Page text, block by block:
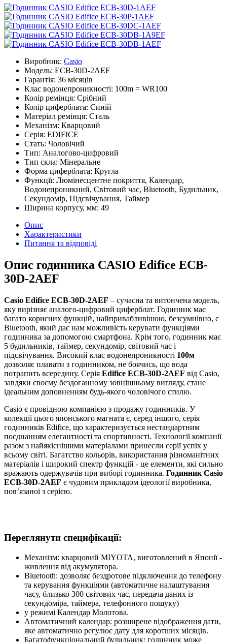
Виробник: Casio
Модель: ECB-30D-2AEF
Гарантія: 36 місяців
Клас водонепроникності: 100m = WR100
Колір ремінця: Срібний
Колір циферблата: Синій
Матеріал ремінця: Сталь
Механізм: Кварцовий
Серія: EDIFICE
Стать: Чоловічий
Тип: Аналогово-цифровий
Тип скла: Мінеральне
Форма циферблата: Кругла
Функції: Люмінесцентне покриття, Календар,
Водонепроникний, Світовий час, Bluetooth, Будильник,
Секундомір, Підсвічування, Таймер
Ширина корпусу, мм: 49
Опис
Характеристики
Питання та відповіді
Опис годинника CASIO Edifice ECB-
30D-2AEF
Casio Edifice ECB-30D-2AEF – сучасна та витончена модель,
яку вирізняє аналого-цифровий циферблат. Годинник має
багато корисних функцій, найпривабливішою, безсумнівно, є
Bluetooth, який дає нам можливість керувати функціями
годинника за допомогою смартфона. Крім того, годинник має
5 будильників, таймер, секундомір, світовий час і
підсвічування. Високий клас водонепроникності 100м
дозволяє плавати з годинником, не боячись, що вода
потрапить всередину. Серія Edifice ECB-30D-2AEF від Casio,
завдяки своєму бездоганному зовнішньому вигляду, стане
ідеальним доповненням будь-якого чоловічого стилю.
Casio є провідною компанією з продажу годинників. У
колекції цього японського магната є, серед іншого, серія
годинників Edifice, що характеризується нестандартним
поєднанням елегантності та спортивності. Технології компанії
разом з найякіснішими матеріалами принесли серії успіх у
всьому світі. Багатство кольорів, використання різноманітних
матеріалів і широкий спектр функцій - це елементи, які сильно
вражають одержувачів при виборі годинника. Годинник Casio
ECB-30D-2AEF є чудовим прикладом ідеології виробника,
пов’язаної з серією.
Переглянути специфікації:
Механізм: кварцовий MIYOTA, виготовлений в Японії -
живлення від акумулятора.
Bluetooth: дозволяє бездротове підключення до телефону
та керування функціями (автоматичне налаштування
часу, близько 300 світових час, передача даних із
секундоміра, таймера, телефонного пошуку)
у режимі Календар Молотова.
Автоматичний календар: розширене відображення дати,
яке автоматично регулює дату для коротших місяців.
Багатофункціональний будильник: годинник може